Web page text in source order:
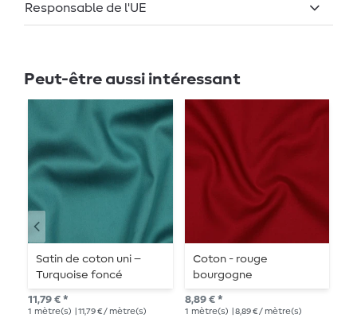
Responsable de l'UE
Peut-être aussi intéressant
Satin de coton uni –
Turquoise foncé
11,79 € *
1 mètre(s) | 11,79 € / mètre(s)
Coton - rouge
bourgogne
8,89 € *
1 mètre(s) | 8,89 € / mètre(s)